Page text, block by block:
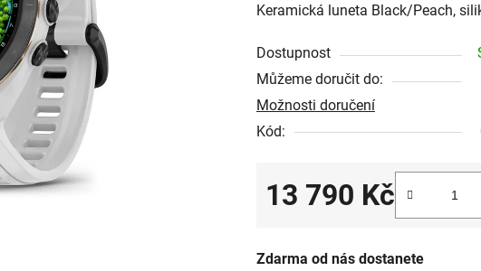
je
z
5
hvězdiček.
Keramická luneta Black/Peach,
Dostupnost
Můžeme doručit do:
Možnosti doručení
Kód:
13 790 Kč
Zdarma od nás dostanete